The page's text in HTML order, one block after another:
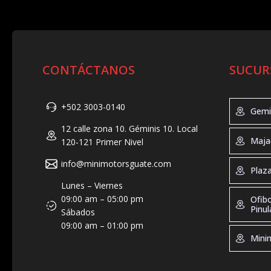
CONTÁCTANOS
+502 3003-0140
12 calle zona 10. Géminis 10. Local
120-121 Primer Nivel
info@minimotorsguate.com
Lunes – Viernes
09:00 am – 05:00 pm
Sábados
09:00 am – 01:00 pm
Geminis
Tel:
Horario
19:00,
Majadas
Tel:
Horario
de
Tel:
Horario
9:00 –
Tel: